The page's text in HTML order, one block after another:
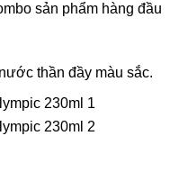
sản phẩm hàng đầu
thần đầy màu sắc.